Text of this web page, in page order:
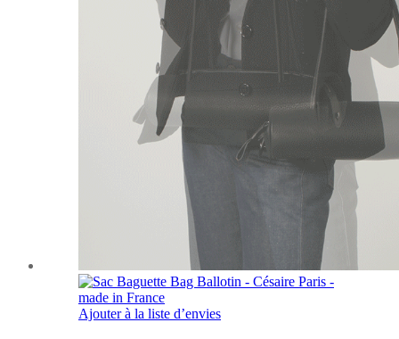
Ajouter à la liste d’envies